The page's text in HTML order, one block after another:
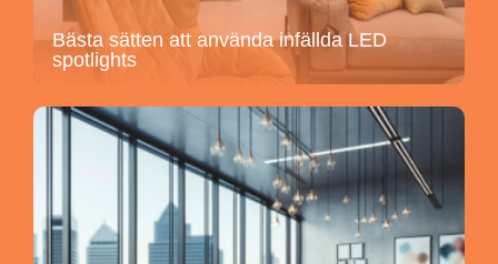
Bästa sätten att använda infällda LED
spotlights